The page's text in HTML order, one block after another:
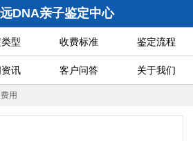
DNA亲子鉴定中心
型 收费标准 鉴定流程
讯 客户问答 关于我们
用